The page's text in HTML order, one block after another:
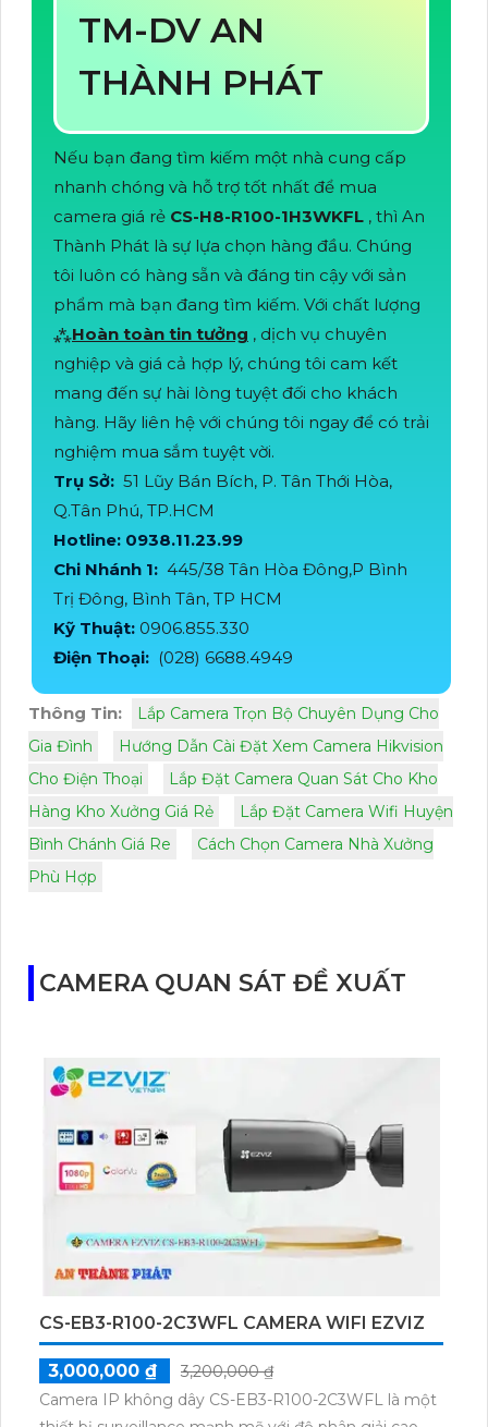
TM-DV AN
THÀNH PHÁT
Nếu bạn đang tìm kiếm một nhà cung cấp
nhanh chóng và hỗ trợ tốt nhất để mua
camera giá rẻ CS-H8-R100-1H3WKFL , thì An
Thành Phát là sự lựa chọn hàng đầu. Chúng
tôi luôn có hàng sẵn và đáng tin cậy với sản
phẩm mà bạn đang tìm kiếm. Với chất lượng
⁂Hoàn toàn tin tưởng , dịch vụ chuyên
nghiệp và giá cả hợp lý, chúng tôi cam kết
mang đến sự hài lòng tuyệt đối cho khách
hàng. Hãy liên hệ với chúng tôi ngay để có trải
nghiệm mua sắm tuyệt vời.
Trụ Sở: 51 Lũy Bán Bích, P. Tân Thới Hòa,
Q.Tân Phú, TP.HCM
Hotline: 0938.11.23.99
Chi Nhánh 1: 445/38 Tân Hòa Đông,P Bình
Trị Đông, Bình Tân, TP HCM
Kỹ Thuật: 0906.855.330
Điện Thoại: (028) 6688.4949
Thông Tin:
Lắp Camera Trọn Bộ Chuyên Dụng Cho
Gia Đình
Hướng Dẫn Cài Đặt Xem Camera Hikvision
Cho Điện Thoại
Lắp Đặt Camera Quan Sát Cho Kho
Hàng Kho Xưởng Giá Rẻ
Lắp Đặt Camera Wifi Huyện
Bình Chánh Giá Re
Cách Chọn Camera Nhà Xưởng
Phù Hợp
CAMERA QUAN SÁT ĐỀ XUẤT
CS-EB3-R100-2C3WFL CAMERA WIFI EZVIZ
3,000,000 ₫
3,200,000 ₫
Camera IP không dây CS-EB3-R100-2C3WFL là một